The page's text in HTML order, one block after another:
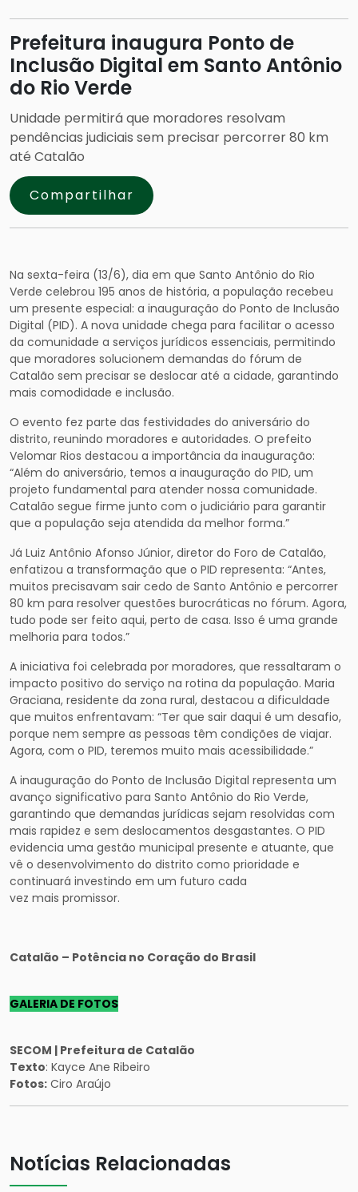
Prefeitura inaugura Ponto de
Inclusão Digital em Santo Antônio
do Rio Verde
Unidade permitirá que moradores resolvam
pendências judiciais sem precisar percorrer 80 km
até Catalão
Compartilhar
Na sexta-feira (13/6), dia em que Santo Antônio do Rio
Verde celebrou 195 anos de história, a população recebeu
um presente especial: a inauguração do Ponto de Inclusão
Digital (PID). A nova unidade chega para facilitar o acesso
da comunidade a serviços jurídicos essenciais, permitindo
que moradores solucionem demandas do fórum de
Catalão sem precisar se deslocar até a cidade, garantindo
mais comodidade e inclusão.
O evento fez parte das festividades do aniversário do
distrito, reunindo moradores e autoridades. O prefeito
Velomar Rios destacou a importância da inauguração:
“Além do aniversário, temos a inauguração do PID, um
projeto fundamental para atender nossa comunidade.
Catalão segue firme junto com o judiciário para garantir
que a população seja atendida da melhor forma.”
Já Luiz Antônio Afonso Júnior, diretor do Foro de Catalão,
enfatizou a transformação que o PID representa: “Antes,
muitos precisavam sair cedo de Santo Antônio e percorrer
80 km para resolver questões burocráticas no fórum. Agora,
tudo pode ser feito aqui, perto de casa. Isso é uma grande
melhoria para todos.”
A iniciativa foi celebrada por moradores, que ressaltaram o
impacto positivo do serviço na rotina da população. Maria
Graciana, residente da zona rural, destacou a dificuldade
que muitos enfrentavam: “Ter que sair daqui é um desafio,
porque nem sempre as pessoas têm condições de viajar.
Agora, com o PID, teremos muito mais acessibilidade.”
A inauguração do Ponto de Inclusão Digital representa um
avanço significativo para Santo Antônio do Rio Verde,
garantindo que demandas jurídicas sejam resolvidas com
mais rapidez e sem deslocamentos desgastantes. O PID
evidencia uma gestão municipal presente e atuante, que
vê o desenvolvimento do distrito como prioridade e
continuará investindo em um futuro cada
vez mais promissor.
Catalão – Potência no Coração do Brasil
GALERIA DE FOTOS
SECOM | Prefeitura de Catalão
Texto: Kayce Ane Ribeiro
Fotos: Ciro Araújo
Notícias Relacionadas